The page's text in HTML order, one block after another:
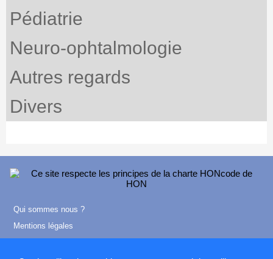
Pédiatrie
Neuro-ophtalmologie
Autres regards
Divers
Qui sommes nous ?
Mentions légales